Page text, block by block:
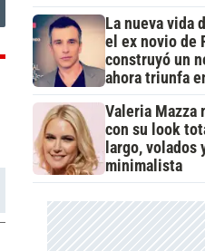
La nueva vida
el ex novio de
construyó un
ahora triunfa
Valeria Mazza
con su look
largo, volados
minimalista